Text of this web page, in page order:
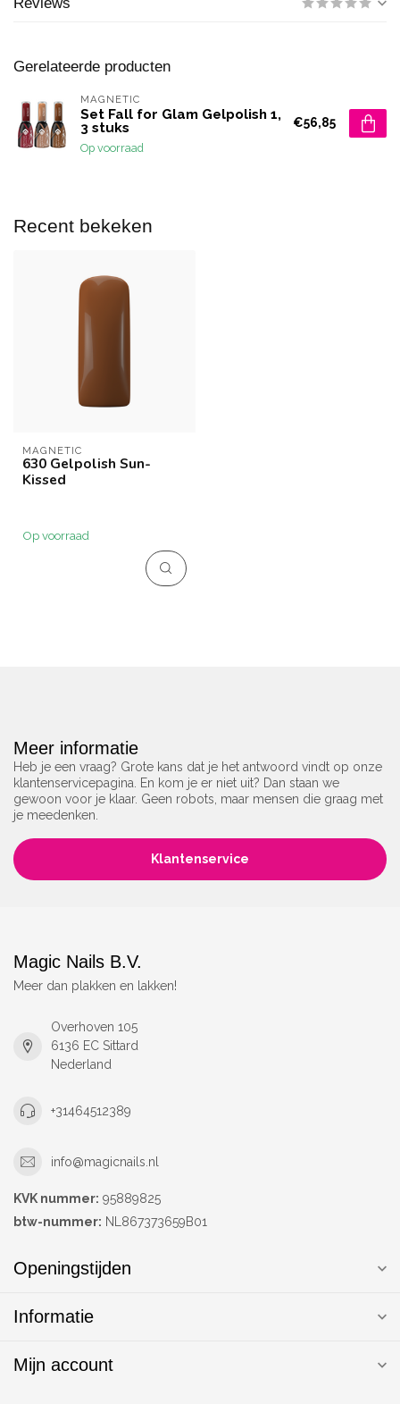
Gerelateerde producten
MAGNETIC
Set Fall for Glam Gelpolish 1,
3 stuks
Op voorraad
€56,85
Recent bekeken
MAGNETIC
630 Gelpolish Sun-
Kissed
Op voorraad
Meer informatie
Heb je een vraag? Grote kans dat je het antwoord vindt op onze
klantenservicepagina. En kom je er niet uit? Dan staan we
gewoon voor je klaar. Geen robots, maar mensen die graag met
je meedenken.
Klantenservice
Magic Nails B.V.
Meer dan plakken en lakken!
Overhoven 105
6136 EC Sittard
Nederland
+31464512389
info@magicnails.nl
KVK nummer: 95889825
btw-nummer: NL867373659B01
Openingstijden
Informatie
Mijn account